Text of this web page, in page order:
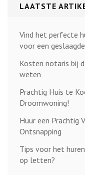
LAATSTE
Vind het perfecte
voor een
Kosten notaris bij
weten
Prachtig Huis te
Droomwoning!
Huur een Prachtig
Ontsnapping
Tips voor het
op letten?